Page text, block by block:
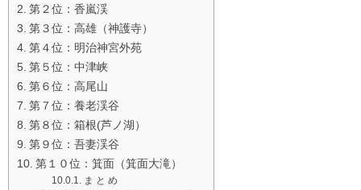
第２位：香嵐渓
第３位：高雄（神護寺）
第４位：明治神宮外苑
第５位：中津峡
第６位：高尾山
第７位：養老渓谷
第８位：箱根(芦ノ湖）
第９位：吾妻渓谷
第１０位：箕面（箕面大滝）
ま と め